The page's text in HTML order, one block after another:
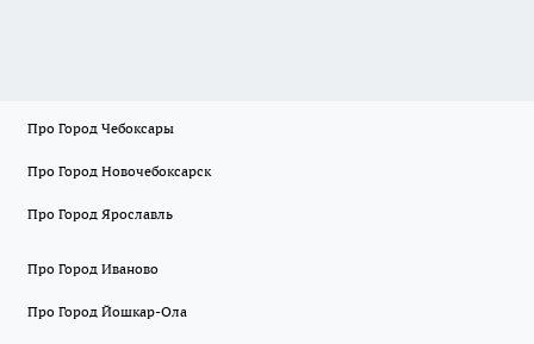
Про Город Чебоксары
Про Город Новочебоксарск
Про Город Ярославль
Про Город Иваново
Про Город Йошкар-Ола